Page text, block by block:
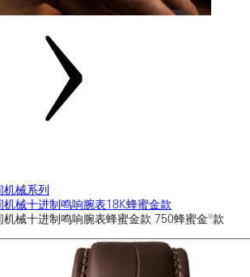
机械系列
机械十进制鸣响腕表18K蜂蜜金款
机械十进制鸣响腕表蜂蜜金款 750蜂蜜金®款